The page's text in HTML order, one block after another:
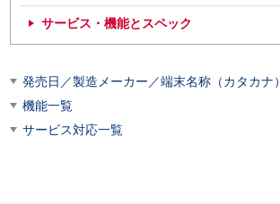
サービス・機能とスペック
発売日／製造メーカー／端末名称（カタカナ）
機能一覧
サービス対応一覧